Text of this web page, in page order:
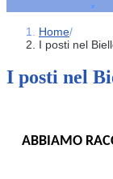
Home/
I posti nel
I posti nel
ABBIAMO